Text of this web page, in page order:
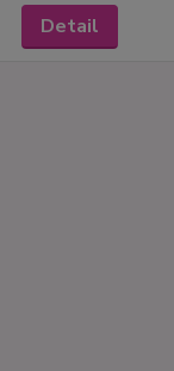
Detail